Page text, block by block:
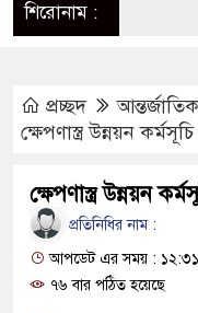
শিরোনাম :
প্রচ্ছদ
আন্তর্জাতিক
ক্ষেপণাস্ত্র উন্নয়ন
ক্ষেপণাস্ত্র উন্নয়ন
প্রতিনিধির নাম :
আপডেট এর সময় : ১২:৩১
৭৬ বার পঠিত হয়েছে